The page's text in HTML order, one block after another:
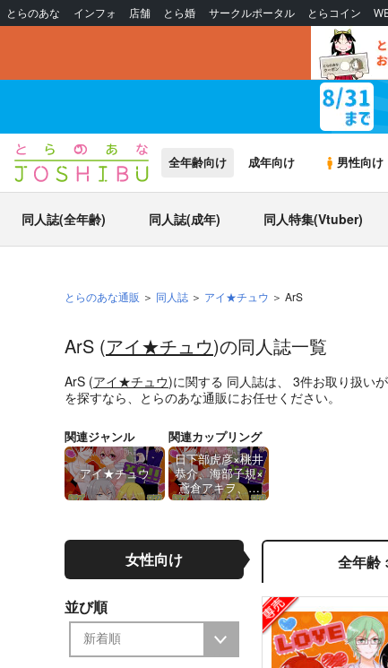
とらのあな インフォ 店舗 とら婚 サークルポータル とらコイン
全年齢向け 成年向け 男性向け
同人誌(全年齢) 同人誌(成年) 同人特集(Vtuber)
とらのあな通販 同人誌 アイ★チュウ ArS
ArS (アイ★チュウ)の同人誌一覧
ArS (アイ★チュウ)に関する 同人誌は、 3件お取り扱い
を探すなら、とらのあな通販にお任せください。
関連ジャンル
アイ★チュウ
関連カップリング
日下部虎彦×桃井
恭介、海部子規×
鳶倉アキヲ、若
王子楽×折原輝
女性向け
並び順
全年齢